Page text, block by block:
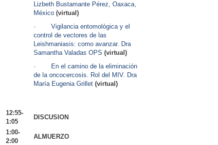
Lizbeth Bustamante Pérez, Oaxaca,
México (virtual)
· Vigilancia entomológica y el
control de vectores de las
Leishmaniasis: como avanzar. Dra
Samantha Valadas OPS (virtual)
·
En el camino de la eliminación
de la oncocercosis. Rol del MIV. Dra
María Eugenia Grillet (virtual)
12:55-
1:05
DISCUSION
1:00-
2:00
ALMUERZO